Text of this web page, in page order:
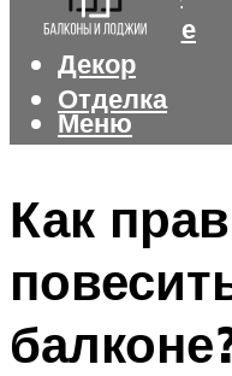
Утепление
Декор
Отделка
Меню
Как